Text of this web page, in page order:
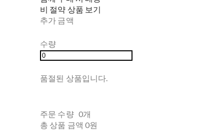
비 절약 상품 보기
추가 금액
수량
품절된 상품입니다.
주문 수량 0개
총 상품 금액 0원